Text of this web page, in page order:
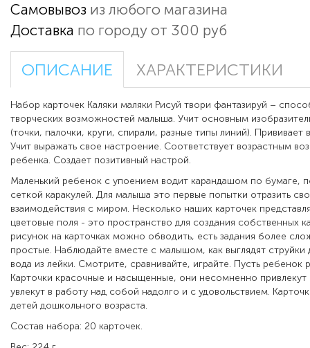
Самовывоз из любого магазина
Доставка по городу от 300 руб
ОПИСАНИЕ ХАРАКТЕРИСТИКИ
Набор карточек Каляки маляки Рисуй твори фантазируй –
творческих возможностей малыша. Учит основным
(точки, палочки, круги, спирали, разные типы линий). Прививает
Учит выражать свое настроение. Соответствует возрастным
ребенка. Создает позитивный настрой.
Маленький ребенок с упоением водит карандашом по бумаге,
сеткой каракулей. Для малыша это первые попытки отразить
взаимодействия с миром. Несколько наших карточек
цветовые поля - это пространство для создания собственных
рисунок на карточках можно обводить, есть задания более
простые. Наблюдайте вместе с малышом, как выглядят струйки
вода из лейки. Смотрите, сравнивайте, играйте. Пусть ребенок
Карточки красочные и насыщенные, они несомненно
увлекут в работу над собой надолго и с удовольствием.
детей дошкольного возраста.
Состав набора: 20 карточек.